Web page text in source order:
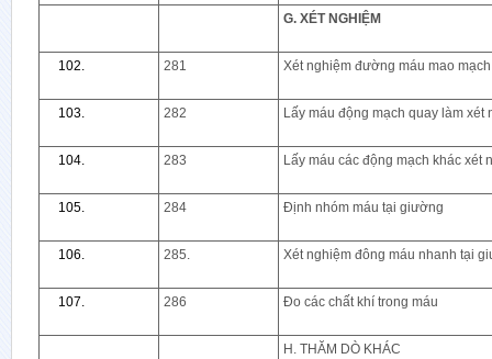
G. XÉT NGHIỆM
281 Xét nghiệm đường máu mao
282 Lấy máu động mạch quay làm xét
283 Lấy máu các động mạch khác xét
284 Định nhóm máu tại giường
285. Xét nghiệm đông máu nhanh tại
286 Đo các chất khí trong máu
H. THĂM DÒ KHÁC